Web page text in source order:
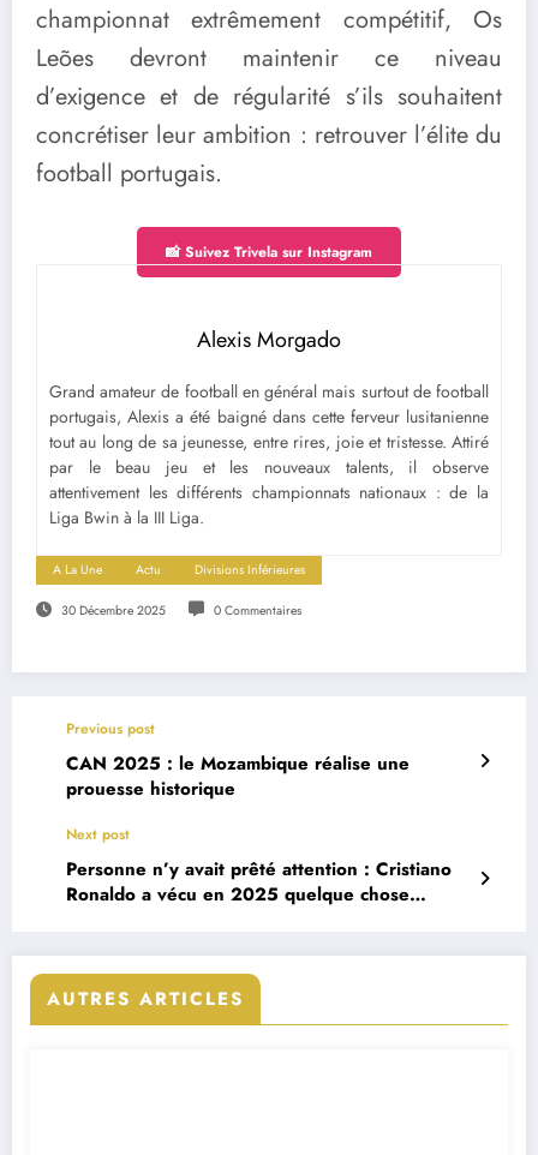
championnat extrêmement compétitif, Os
Leões devront maintenir ce niveau
d’exigence et de régularité s’ils souhaitent
concrétiser leur ambition : retrouver l’élite du
football portugais.
📸 Suivez Trivela sur Instagram
Alexis Morgado
Grand amateur de football en général mais surtout de football
portugais, Alexis a été baigné dans cette ferveur lusitanienne
tout au long de sa jeunesse, entre rires, joie et tristesse. Attiré
par le beau jeu et les nouveaux talents, il observe
attentivement les différents championnats nationaux : de la
Liga Bwin à la III Liga.
A La Une Actu Divisions Inférieures
30 Décembre 2025 0 Commentaires
Previous post
CAN 2025 : le Mozambique réalise une
prouesse historique
Next post
Personne n’y avait prêté attention : Cristiano
Ronaldo a vécu en 2025 quelque chose
AUTRES ARTICLES